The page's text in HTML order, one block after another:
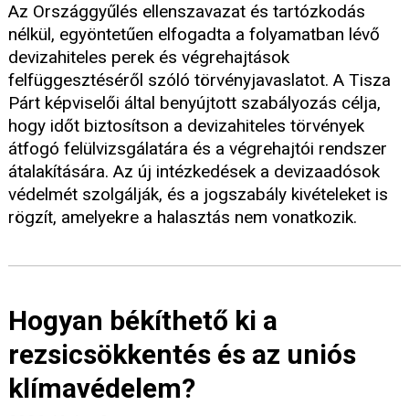
Az Országgyűlés ellenszavazat és tartózkodás
nélkül, egyöntetűen elfogadta a folyamatban lévő
devizahiteles perek és végrehajtások
felfüggesztéséről szóló törvényjavaslatot. A Tisza
Párt képviselői által benyújtott szabályozás célja,
hogy időt biztosítson a devizahiteles törvények
átfogó felülvizsgálatára és a végrehajtói rendszer
átalakítására. Az új intézkedések a devizaadósok
védelmét szolgálják, és a jogszabály kivételeket is
rögzít, amelyekre a halasztás nem vonatkozik.
Hogyan békíthető ki a
rezsicsökkentés és az uniós
klímavédelem?